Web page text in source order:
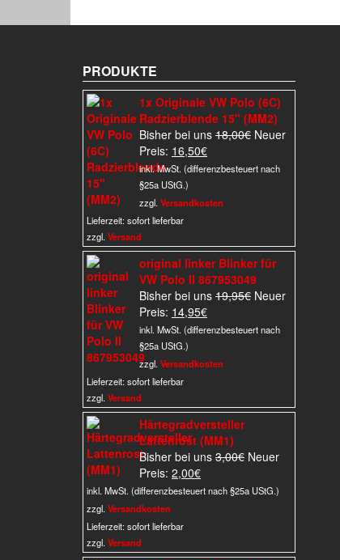
PRODUKTE
1x Originale VW Polo (6C)
Radzierblende 15" (MM2)
Bisher bei uns 18,00€ Ursprünglicher
war:
Neuer
Preis: 16,50€Aktueller
Preis
16,50€.
inkl. MwSt. (differenzbesteuert nach
§25a UStG.)
zzgl. Versandkosten
Lieferzeit:sofort lieferbar
zzgl. Versand
original linker Blinker für
VW Polo II 867953049
Bisher bei uns 19,95€ Ursprünglicher
war:
Neuer
Preis: 14,95€Aktueller
Preis
14,95€.
inkl. MwSt. (differenzbesteuert nach
§25a UStG.)
zzgl. Versandkosten
Lieferzeit:sofort lieferbar
zzgl. Versand
Härtegradversteller
Lattenrost (MM1)
Bisher bei uns 3,00€ Ursprünglicher
war:
Neuer
Preis: 2,00€Aktueller
Preis
inkl. MwSt. (differenzbesteuert nach §25a UStG.)
zzgl. Versandkosten
Lieferzeit:sofort lieferbar
zzgl. Versand